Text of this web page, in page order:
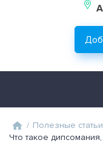
/ Полезные статьи
Что такое